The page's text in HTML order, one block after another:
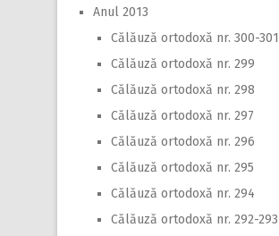
Anul 2013
Călăuză ortodoxă nr. 300-301
Călăuză ortodoxă nr. 299
Călăuză ortodoxă nr. 298
Călăuză ortodoxă nr. 297
Călăuză ortodoxă nr. 296
Călăuză ortodoxă nr. 295
Călăuză ortodoxă nr. 294
Călăuză ortodoxă nr. 292-293